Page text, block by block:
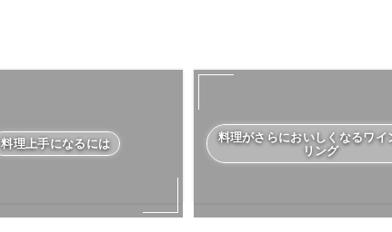
料理上手になるには
料理がさらにおいしくなるワイ
リング